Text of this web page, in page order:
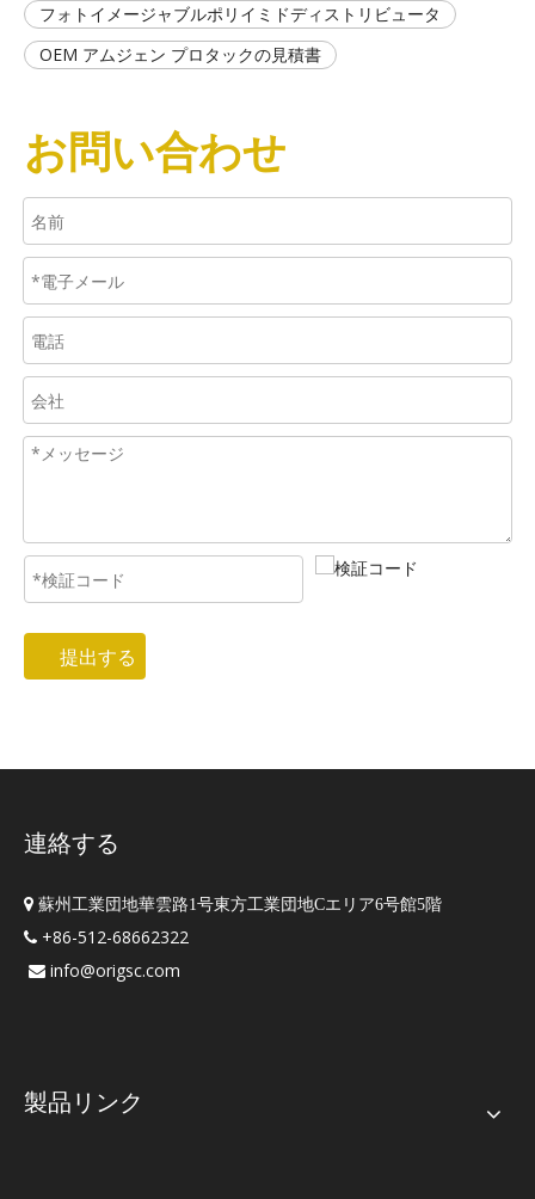
フォトイメージャブルポリイミドディストリビュータ
OEM アムジェン プロタックの見積書
お問い合わせ
提出する
連絡する
 蘇州工業団地華雲路1号東方工業団地Cエリア6号館5階
 +86-512-68662322
 info@origsc.com
製品リンク